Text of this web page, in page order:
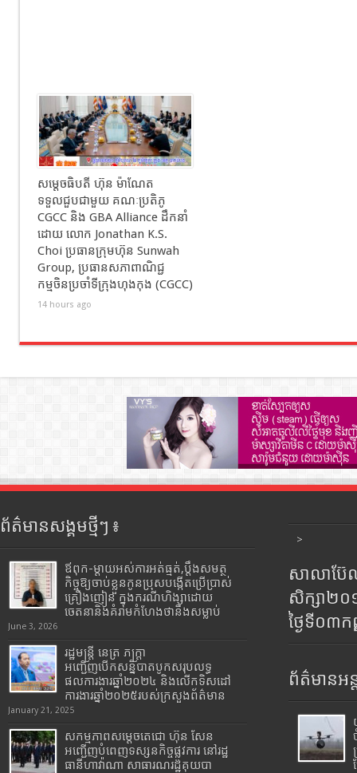
សម្ដេចធិបតី ហ៊ុន ម៉ាណែត
ទទួលជួបជាមួយ គណៈប្រតិភូ
CGCC និង GBA Alliance ដឹកនាំ
ដោយ លោក Jonathan K.S.
Choi ប្រធានក្រុមហ៊ុន Sunwah
Group, ប្រធានសភាពាណិជ្ជ
កម្មចិនប្រចាំទីក្រុងហុងកុង (CGCC)
14 hours ago
ព័ត៌មានសង្គមថ្មីៗ ៖
ឪពុក-ម្ដាយអស់ការអត់ធ្មត់,ប្ដឹងសមត្ថ
កិច្ចឱ្យចាប់ខ្លួនកូនប្រុសបង្កើតប្រើប្រាស់
គ្រឿងញៀន ក្នុងករណីហិង្សាដោយ
ចេតនានិងគំរាមកំហែងថានឹងសម្លាប់
June 3, 2026
រដ្ឋមន្រ្តី​ នេត្រ​ ភក្ត្រា​
អញ្ជើញបើកសន្និបាតបូកសរុបលទ្ធ
ផលការងារឆ្នាំ២០២៤ និងលើកទិសដៅ
ការងារឆ្នាំ២០២៥របស់​ក្រសួង​ព័ត៌មាន​
January 21, 2025
សកម្មភាពសម្តេចតេជោ ហ៊ុន សែន
អញ្ជើញបំពេញទស្សនកិច្ចផ្លូវការ នៅរដ្ឋ
ធានីហាវ៉ាណា សាធារណរដ្ឋគុយបា
>
សាលាប៊ែ
សិក្សា២
ថ្ងៃទី០៣
ព័ត៌មានអន្